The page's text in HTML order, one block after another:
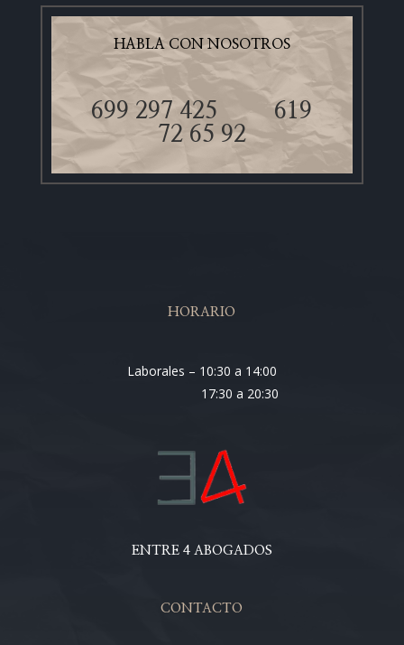
HABLA CON NOSOTROS
699 297 425619
72 65 92
HORARIO
Laborales – 10:30 a 14:00
17:30 a 20:30
ENTRE 4 ABOGADOS
CONTACTO